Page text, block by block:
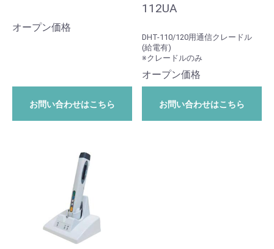
オープン価格
お問い合わせはこちら
112UA
DHT-110/120用通信クレードル
(給電有)
※クレードルのみ
オープン価格
お問い合わせはこちら